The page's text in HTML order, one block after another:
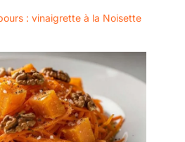
La Famille Et Les Amis.
: vinaigrette à la Noisette